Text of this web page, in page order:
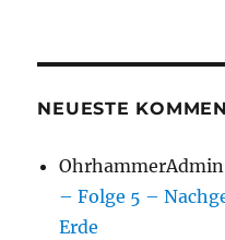
NEUESTE
OhrhammerAdmin
– Folge 5 –
Erde